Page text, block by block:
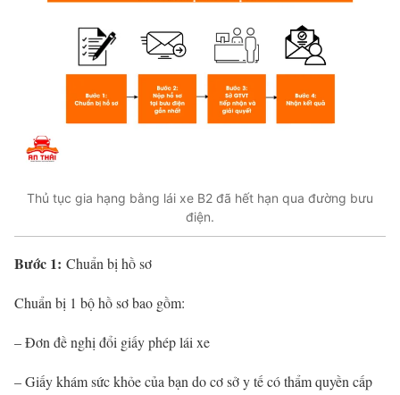
Thủ tục gia hạng bằng lái xe B2 đã hết hạn qua đường bưu
điện.
Bước 1: Chuẩn bị hồ sơ
Chuẩn bị 1 bộ hồ sơ bao gồm:
– Đơn đề nghị đổi giấy phép lái xe
– Giấy khám sức khỏe của bạn do cơ sở y tế có thẩm quyền cấp